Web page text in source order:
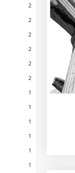
2
2
2
2
2
2
1
1
1
1
1
1